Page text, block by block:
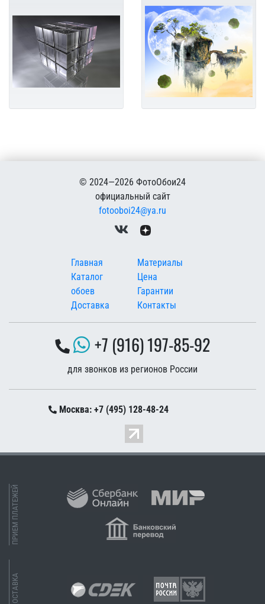
© 2024—2026 ФотоОбои24
официальный сайт
fotooboi24@ya.ru
Меню в подвале
Главная
Каталог
обоев
Доставка
Материалы
Цена
Гарантии
Контакты
+7 (916) 197-85-92
для звонков из регионов России
Москва: +7 (495) 128-48-24
ПРИЕМ ПЛАТЕЖЕЙ
ДОСТАВКА